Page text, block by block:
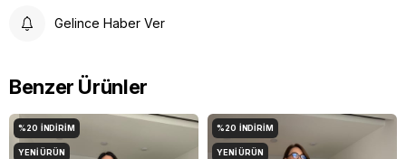
Gelince Haber Ver
Benzer Ürünler
%20 İNDIRIM
YENI ÜRÜN
%20 İNDIRIM
YENI ÜRÜN